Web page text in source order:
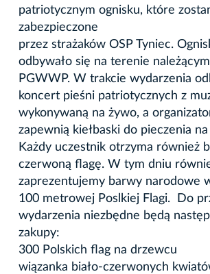
patriotycznym ognisku, które
zabezpieczone
przez strażaków OSP Tyniec.
odbywało się na terenie
PGWWP. W trakcie wydarzenia
koncert pieśni patriotycznych z
wykonywaną na żywo, a
zapewnią kiełbaski do pieczenia
Każdy uczestnik otrzyma również
czerwoną flagę. W tym dniu
zaprezentujemy barwy narodowe
100 metrowej Poslkiej Flagi. Do
wydarzenia niezbędne będą
zakupy:
300 Polskich flag na drzewcu
wiązanka biało-czerwonych